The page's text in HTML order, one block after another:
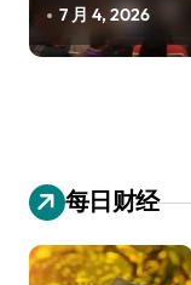
7 月 4, 2026
每日财经